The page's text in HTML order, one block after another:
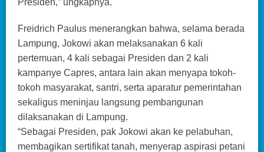
Freidrich Paulus menerangkan bahwa, selama berada
Lampung, Jokowi akan melaksanakan 6 kali
pertemuan, 4 kali sebagai Presiden dan 2 kali
kampanye Capres, antara lain akan menyapa tokoh-
tokoh masyarakat, santri, serta aparatur pemerintahan
sekaligus meninjau langsung pembangunan
dilaksanakan di Lampung.
“Sebagai Presiden, pak Jokowi akan ke pelabuhan,
membagikan sertifikat tanah, menyerap aspirasi petani